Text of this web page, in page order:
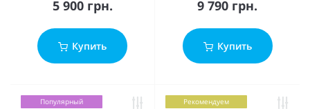
5 900 грн.
Купить
9 790 грн.
Купить
Популярный
Рекомендуем